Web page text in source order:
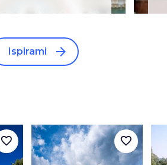
Ispirami arrow_forward
favorite_border favorite_border